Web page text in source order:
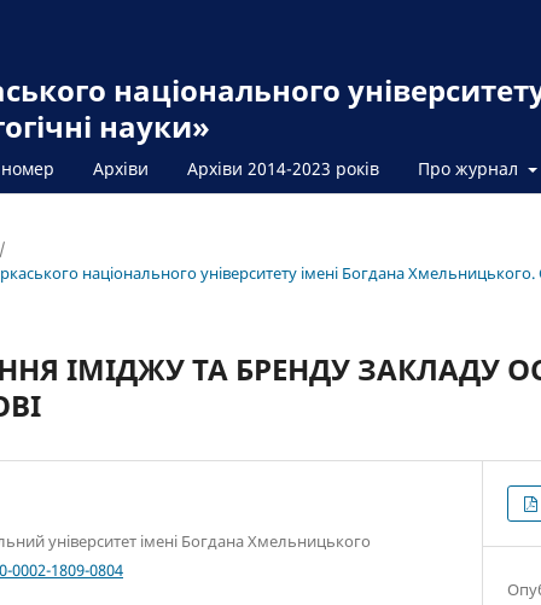
національного
науки»
Архіви Архіви 2014-2023 років Про журнал
/
національного університету імені Богдана Хмельницького.
ІМІДЖУ ТА БРЕНДУ ЗАКЛАДУ
університет імені Богдана Хмельницького
1809-0804